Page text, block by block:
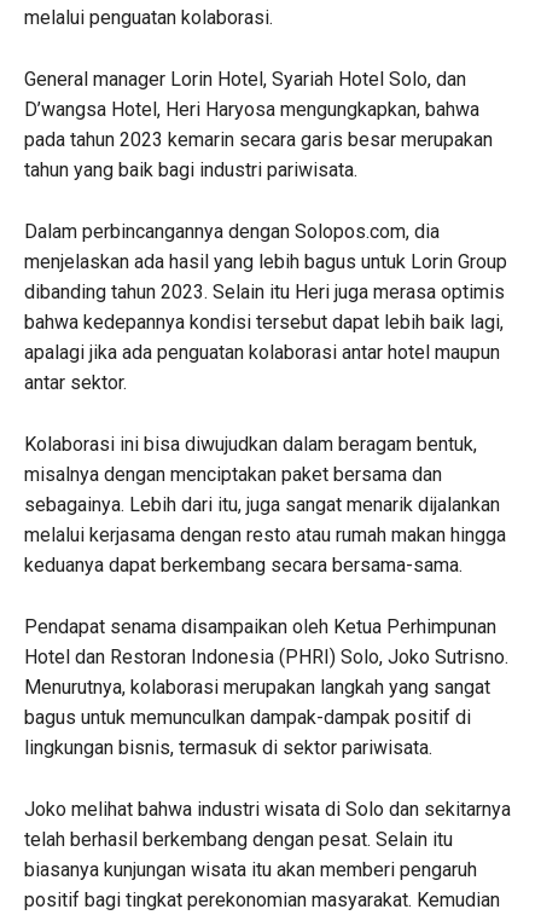
melalui penguatan kolaborasi.
General manager Lorin Hotel, Syariah Hotel Solo, dan
D’wangsa Hotel, Heri Haryosa mengungkapkan, bahwa
pada tahun 2023 kemarin secara garis besar merupakan
tahun yang baik bagi industri pariwisata.
Dalam perbincangannya dengan Solopos.com, dia
menjelaskan ada hasil yang lebih bagus untuk Lorin Group
dibanding tahun 2023. Selain itu Heri juga merasa optimis
bahwa kedepannya kondisi tersebut dapat lebih baik lagi,
apalagi jika ada penguatan kolaborasi antar hotel maupun
antar sektor.
Kolaborasi ini bisa diwujudkan dalam beragam bentuk,
misalnya dengan menciptakan paket bersama dan
sebagainya. Lebih dari itu, juga sangat menarik dijalankan
melalui kerjasama dengan resto atau rumah makan hingga
keduanya dapat berkembang secara bersama-sama.
Pendapat senama disampaikan oleh Ketua Perhimpunan
Hotel dan Restoran Indonesia (PHRI) Solo, Joko Sutrisno.
Menurutnya, kolaborasi merupakan langkah yang sangat
bagus untuk memunculkan dampak-dampak positif di
lingkungan bisnis, termasuk di sektor pariwisata.
Joko melihat bahwa industri wisata di Solo dan sekitarnya
telah berhasil berkembang dengan pesat. Selain itu
biasanya kunjungan wisata itu akan memberi pengaruh
positif bagi tingkat perekonomian masyarakat. Kemudian